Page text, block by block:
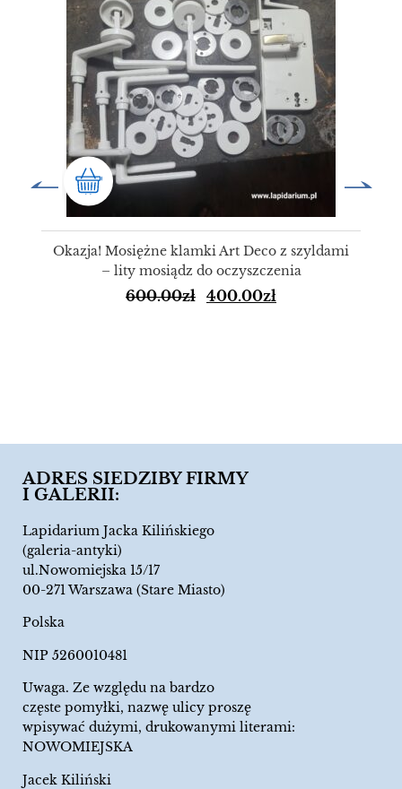
Okazja! Mosiężne klamki Art Deco z szyldami
– lity mosiądz do oczyszczenia
600.00zł 400.00zł
ADRES SIEDZIBY FIRMY
I GALERII:
Lapidarium Jacka Kilińskiego
(galeria-antyki)
ul.Nowomiejska 15/17
00-271 Warszawa (Stare Miasto)
Polska
NIP 5260010481
Uwaga. Ze względu na bardzo
częste pomyłki, nazwę ulicy proszę
wpisywać dużymi, drukowanymi literami:
NOWOMIEJSKA
Jacek Kiliński